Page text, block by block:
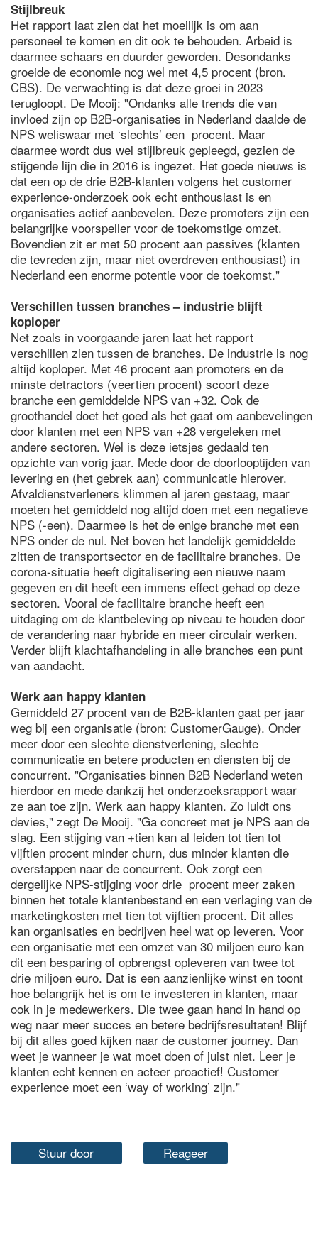
Stijlbreuk
Het rapport laat zien dat het moeilijk is om aan
personeel te komen en dit ook te behouden. Arbeid is
daarmee schaars en duurder geworden. Desondanks
groeide de economie nog wel met 4,5 procent (bron.
CBS). De verwachting is dat deze groei in 2023
terugloopt. De Mooij: "Ondanks alle trends die van
invloed zijn op B2B-organisaties in Nederland daalde de
NPS weliswaar met ‘slechts’ een procent. Maar
daarmee wordt dus wel stijlbreuk gepleegd, gezien de
stijgende lijn die in 2016 is ingezet. Het goede nieuws is
dat een op de drie B2B-klanten volgens het customer
experience-onderzoek ook echt enthousiast is en
organisaties actief aanbevelen. Deze promoters zijn een
belangrijke voorspeller voor de toekomstige omzet.
Bovendien zit er met 50 procent aan passives (klanten
die tevreden zijn, maar niet overdreven enthousiast) in
Nederland een enorme potentie voor de toekomst."
Verschillen tussen branches – industrie blijft
koploper
Net zoals in voorgaande jaren laat het rapport
verschillen zien tussen de branches. De industrie is nog
altijd koploper. Met 46 procent aan promoters en de
minste detractors (veertien procent) scoort deze
branche een gemiddelde NPS van +32. Ook de
groothandel doet het goed als het gaat om aanbevelingen
door klanten met een NPS van +28 vergeleken met
andere sectoren. Wel is deze ietsjes gedaald ten
opzichte van vorig jaar. Mede door de doorlooptijden van
levering en (het gebrek aan) communicatie hierover.
Afvaldienstverleners klimmen al jaren gestaag, maar
moeten het gemiddeld nog altijd doen met een negatieve
NPS (-een). Daarmee is het de enige branche met een
NPS onder de nul. Net boven het landelijk gemiddelde
zitten de transportsector en de facilitaire branches. De
corona-situatie heeft digitalisering een nieuwe naam
gegeven en dit heeft een immens effect gehad op deze
sectoren. Vooral de facilitaire branche heeft een
uitdaging om de klantbeleving op niveau te houden door
de verandering naar hybride en meer circulair werken.
Verder blijft klachtafhandeling in alle branches een punt
van aandacht.
Werk aan happy klanten
Gemiddeld 27 procent van de B2B-klanten gaat per jaar
weg bij een organisatie (bron: CustomerGauge). Onder
meer door een slechte dienstverlening, slechte
communicatie en betere producten en diensten bij de
concurrent. "Organisaties binnen B2B Nederland weten
hierdoor en mede dankzij het onderzoeksrapport waar
ze aan toe zijn. Werk aan happy klanten. Zo luidt ons
devies," zegt De Mooij. "Ga concreet met je NPS aan de
slag. Een stijging van +tien kan al leiden tot tien tot
vijftien procent minder churn, dus minder klanten die
overstappen naar de concurrent. Ook zorgt een
dergelijke NPS-stijging voor drie procent meer zaken
binnen het totale klantenbestand en een verlaging van de
marketingkosten met tien tot vijftien procent. Dit alles
kan organisaties en bedrijven heel wat op leveren. Voor
een organisatie met een omzet van 30 miljoen euro kan
dit een besparing of opbrengst opleveren van twee tot
drie miljoen euro. Dat is een aanzienlijke winst en toont
hoe belangrijk het is om te investeren in klanten, maar
ook in je medewerkers. Die twee gaan hand in hand op
weg naar meer succes en betere bedrijfsresultaten! Blijf
bij dit alles goed kijken naar de customer journey. Dan
weet je wanneer je wat moet doen of juist niet. Leer je
klanten echt kennen en acteer proactief! Customer
experience moet een ‘way of working’ zijn."
Stuur door Reageer